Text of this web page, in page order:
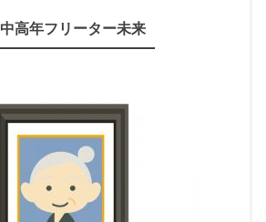
中高年フリーター未来